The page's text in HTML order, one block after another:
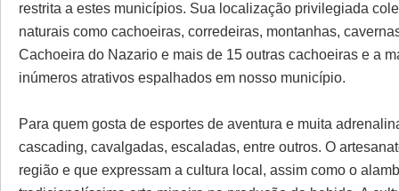
restrita a estes municípios. Sua localização privilegiada
naturais como cachoeiras, corredeiras, montanhas,
Cachoeira do Nazario e mais de 15 outras cachoeiras e a
inúmeros atrativos espalhados em nosso município.
Para quem gosta de esportes de aventura e muita
cascading, cavalgadas, escaladas, entre outros. O
região e que expressam a cultura local, assim como o